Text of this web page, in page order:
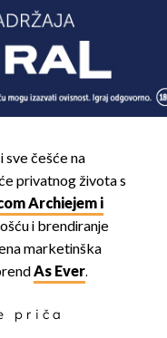
sve češće na
privatnog života s
Archiejem i
i brendiranje
marketinška
As Ever.
priča